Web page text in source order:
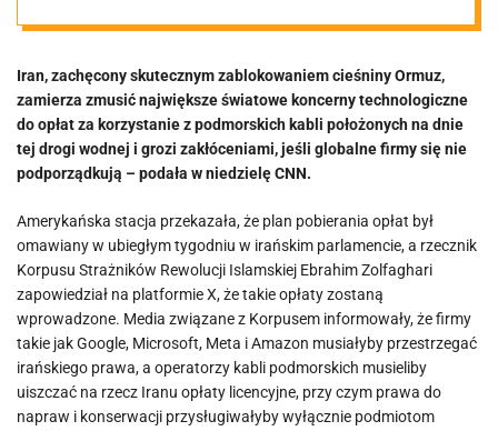
koncerny
technologiczne
do opłat za
korzystanie z
podmorskich
kabli
Iran, zachęcony skutecznym zablokowaniem cieśniny Ormuz,
zamierza zmusić największe światowe koncerny technologiczne
do opłat za korzystanie z podmorskich kabli położonych na dnie
tej drogi wodnej i grozi zakłóceniami, jeśli globalne firmy się nie
podporządkują – podała w niedzielę CNN.
Amerykańska stacja przekazała, że plan pobierania opłat był
omawiany w ubiegłym tygodniu w irańskim parlamencie, a rzecznik
Korpusu Strażników Rewolucji Islamskiej Ebrahim Zolfaghari
zapowiedział na platformie X, że takie opłaty zostaną
wprowadzone. Media związane z Korpusem informowały, że firmy
takie jak Google, Microsoft, Meta i Amazon musiałyby przestrzegać
irańskiego prawa, a operatorzy kabli podmorskich musieliby
uiszczać na rzecz Iranu opłaty licencyjne, przy czym prawa do
napraw i konserwacji przysługiwałyby wyłącznie podmiotom